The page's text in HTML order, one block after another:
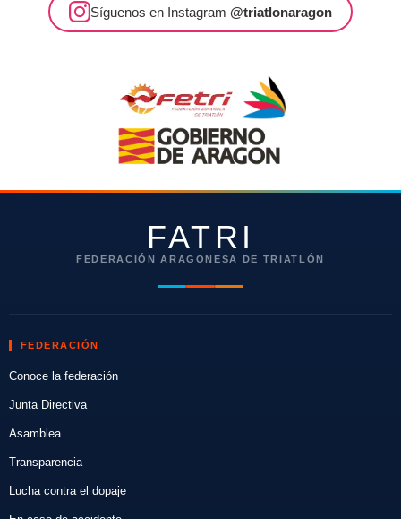
Síguenos en Instagram @triatlonaragon
FATRI
FEDERACIÓN ARAGONESA DE TRIATLÓN
FEDERACIÓN
Conoce la federación
Junta Directiva
Asamblea
Transparencia
Lucha contra el dopaje